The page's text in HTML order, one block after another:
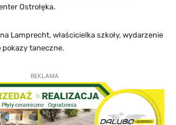
Ostrołęka.
Lamprecht, właścicielka szkoły, wydarzenie
pokazy taneczne.
REKLAMA